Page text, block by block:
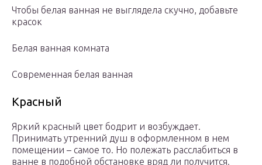
Чтобы белая ванная не выглядела скучно, добавьте
красок
Белая ванная комната
Современная белая ванная
Красный
Яркий красный цвет бодрит и возбуждает.
Принимать утренний душ в оформленном в нем
помещении – самое то. Но полежать расслабиться в
ванне в подобной обстановке вряд ли получится.